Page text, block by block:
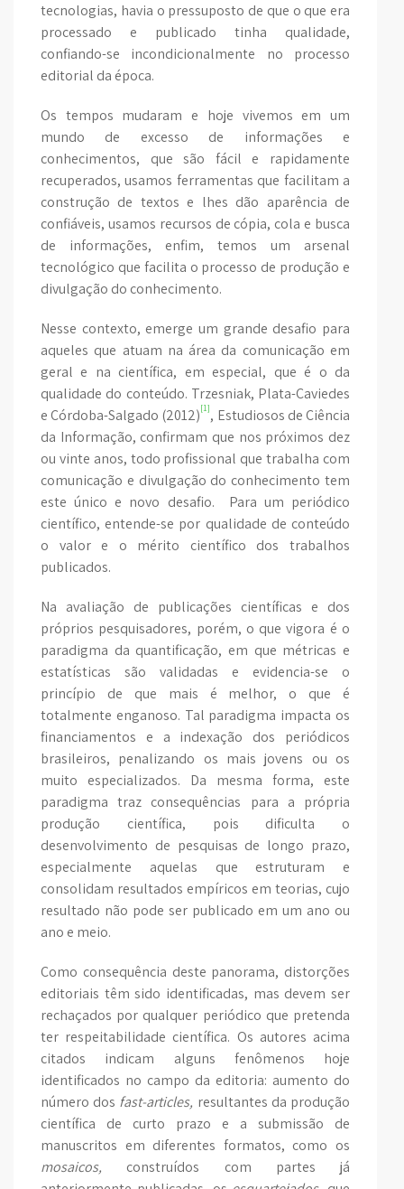
tecnologias, havia o pressuposto de que o que era
processado e publicado tinha qualidade,
confiando-se incondicionalmente no processo
editorial da época.
Os tempos mudaram e hoje vivemos em um
mundo de excesso de informações e
conhecimentos, que são fácil e rapidamente
recuperados, usamos ferramentas que facilitam a
construção de textos e lhes dão aparência de
confiáveis, usamos recursos de cópia, cola e busca
de informações, enfim, temos um arsenal
tecnológico que facilita o processo de produção e
divulgação do conhecimento.
Nesse contexto, emerge um grande desafio para
aqueles que atuam na área da comunicação em
geral e na científica, em especial, que é o da
qualidade do conteúdo. Trzesniak, Plata-Caviedes
e Córdoba-Salgado (2012)[1], Estudiosos de Ciência
da Informação, confirmam que nos próximos dez
ou vinte anos, todo profissional que trabalha com
comunicação e divulgação do conhecimento tem
este único e novo desafio. Para um periódico
científico, entende-se por qualidade de conteúdo
o valor e o mérito científico dos trabalhos
publicados.
Na avaliação de publicações científicas e dos
próprios pesquisadores, porém, o que vigora é o
paradigma da quantificação, em que métricas e
estatísticas são validadas e evidencia-se o
princípio de que mais é melhor, o que é
totalmente enganoso. Tal paradigma impacta os
financiamentos e a indexação dos periódicos
brasileiros, penalizando os mais jovens ou os
muito especializados. Da mesma forma, este
paradigma traz consequências para a própria
produção científica, pois dificulta o
desenvolvimento de pesquisas de longo prazo,
especialmente aquelas que estruturam e
consolidam resultados empíricos em teorias, cujo
resultado não pode ser publicado em um ano ou
ano e meio.
Como consequência deste panorama, distorções
editoriais têm sido identificadas, mas devem ser
rechaçados por qualquer periódico que pretenda
ter respeitabilidade científica. Os autores acima
citados indicam alguns fenômenos hoje
identificados no campo da editoria: aumento do
número dos fast-articles, resultantes da produção
científica de curto prazo e a submissão de
manuscritos em diferentes formatos, como os
mosaicos, construídos com partes já